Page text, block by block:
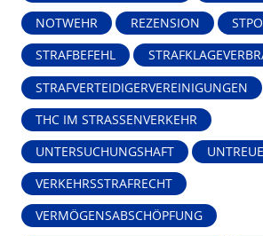
NOTWEHR REZENSION STPO
STRAFBEFEHL
STRAFVERTEIDIGERVEREINIGUNGEN
THC IM STRASSENVERKEHR
UNTERSUCHUNGSHAFT UNTREUE
VERKEHRSSTRAFRECHT
VERMÖGENSABSCHÖPFUNG